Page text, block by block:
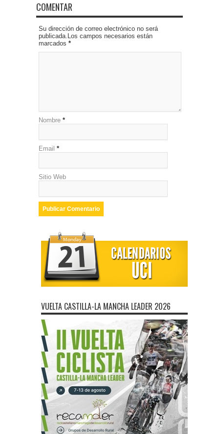
COMENTAR
Su dirección de correo electrónico no será
publicada.Los campos necesarios están
marcados *
Nombre *
Email *
Sitio Web
VUELTA CASTILLA-LA MANCHA LEADER 2026